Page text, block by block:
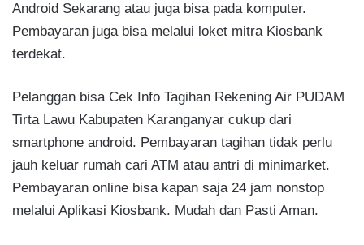
Android Sekarang atau juga bisa pada komputer.
Pembayaran juga bisa melalui loket mitra Kiosbank
terdekat.
Pelanggan bisa Cek Info Tagihan Rekening Air PUDAM
Tirta Lawu Kabupaten Karanganyar cukup dari
smartphone android. Pembayaran tagihan tidak perlu
jauh keluar rumah cari ATM atau antri di minimarket.
Pembayaran online bisa kapan saja 24 jam nonstop
melalui Aplikasi Kiosbank. Mudah dan Pasti Aman.